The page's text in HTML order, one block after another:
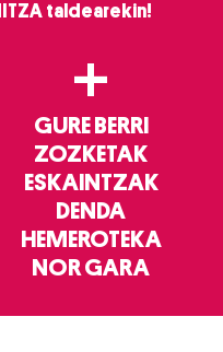
taldearekin!
+
GURE BERRI
ZOZKETAK
ESKAINTZAK
DENDA
HEMEROTEKA
NOR GARA